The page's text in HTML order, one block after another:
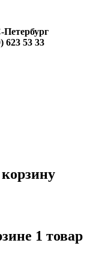
Петербург
623 53 33
1 товар